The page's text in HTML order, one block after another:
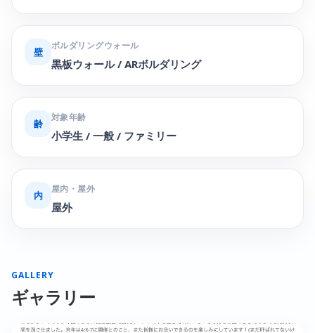
壁
ボルダリングウォール
黒板ウォール / ARボルダリング
齢
対象年齢
小学生 / 一般 / ファミリー
内
屋内・屋外
屋外
GALLERY
ギャラリー